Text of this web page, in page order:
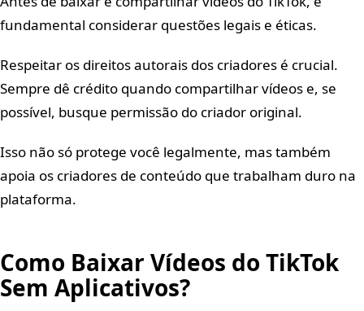
fundamental considerar questões legais e éticas.
Respeitar os direitos autorais dos criadores é crucial.
Sempre dê crédito quando compartilhar vídeos e, se
possível, busque permissão do criador original.
Isso não só protege você legalmente, mas também
apoia os criadores de conteúdo que trabalham duro na
plataforma.
Como Baixar Vídeos do TikTok
Sem Aplicativos?